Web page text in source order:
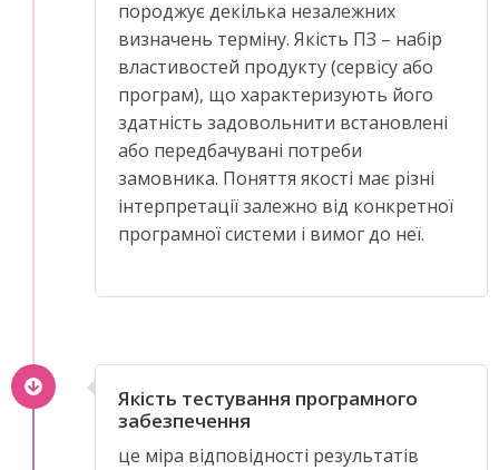
породжує декілька незалежних
визначень терміну. Якість ПЗ – набір
властивостей продукту (сервісу або
програм), що характеризують його
здатність задовольнити встановлені
або передбачувані потреби
замовника. Поняття якості має різні
інтерпретації залежно від конкретної
програмної системи і вимог до неї.
Якість тестування програмного
забезпечення
це міра відповідності результатів